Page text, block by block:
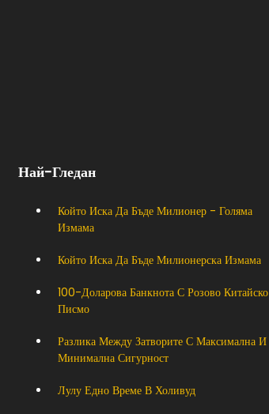
Най-Гледан
Който Иска Да Бъде Милионер - Голяма
Измама
Който Иска Да Бъде Милионерска Измама
100-Доларова Банкнота С Розово Китайско
Писмо
Разлика Между Затворите С Максимална И
Минимална Сигурност
Лулу Едно Време В Холивуд